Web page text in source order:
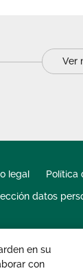
Ver
legal Política
datos
en su
con